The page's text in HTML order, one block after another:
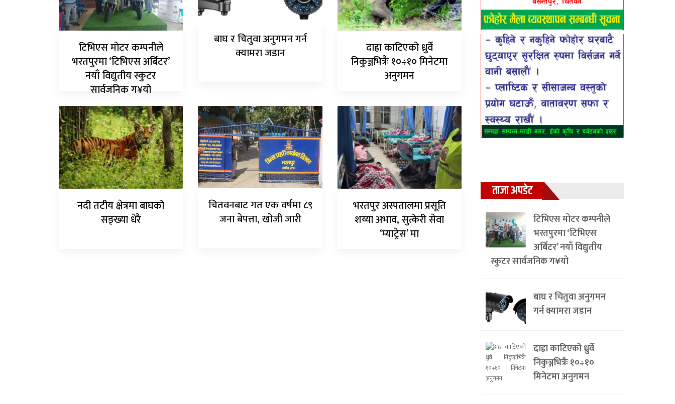
टिभिएस मोटर कम्पनीले
भरतपुरमा ‘टिभिएस अर्बिटर’
नयाँ विद्युतीय स्कुटर
सार्वजनिक ग¥यो
बाघ र चितुवा अनुगमन गर्न
क्यामरा जडान
दाह्रा काटिएको ध्रुर्वे
निकुञ्जभित्रैः १०÷१० मिनेटमा
अनुगमन
नदी तटीय क्षेत्रमा बाघको
सङ्ख्या धेरै
चितवनबाट गत एक वर्षमा ८९
जना बेपत्ता, खोजी जारी
भरतपुर अस्पतालमा प्रसूति
शय्या अभाव, सुत्केरी सेवा
‘म्याट्रेस’ मा
ताजा अपडेट
टिभिएस मोटर कम्पनीले
भरतपुरमा ‘टिभिएस
अर्बिटर’ नयाँ विद्युतीय
स्कुटर सार्वजनिक ग¥यो
बाघ र चितुवा अनुगमन
गर्न क्यामरा जडान
दाह्रा काटिएको ध्रुर्वे
निकुञ्जभित्रैः १०÷१०
मिनेटमा अनुगमन